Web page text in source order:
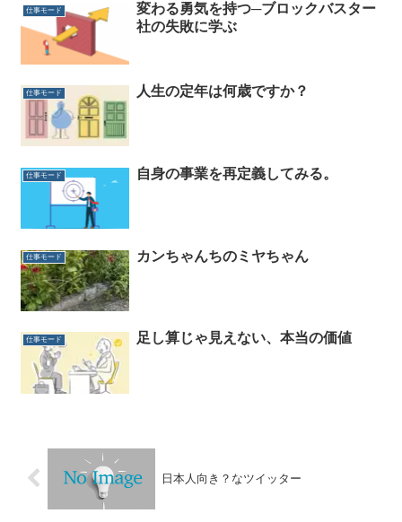
仕事モード
変わる勇気を持つ─ブロックバスター
社の失敗に学ぶ
仕事モード 人生の定年は何歳ですか？
仕事モード 自身の事業を再定義してみる。
仕事モード カンちゃんちのミヤちゃん
仕事モード 足し算じゃ見えない、本当の価値
日本人向き？なツイッター